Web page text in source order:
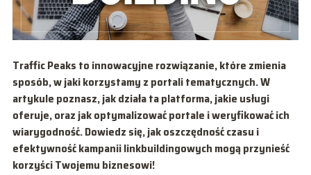
Traffic Peaks to innowacyjne rozwiązanie, które zmienia
sposób, w jaki korzystamy z portali tematycznych. W
artykule poznasz, jak działa ta platforma, jakie usługi
oferuje, oraz jak optymalizować portale i weryfikować ich
wiarygodność. Dowiedz się, jak oszczędność czasu i
efektywność kampanii linkbuildingowych mogą przynieść
korzyści Twojemu biznesowi!